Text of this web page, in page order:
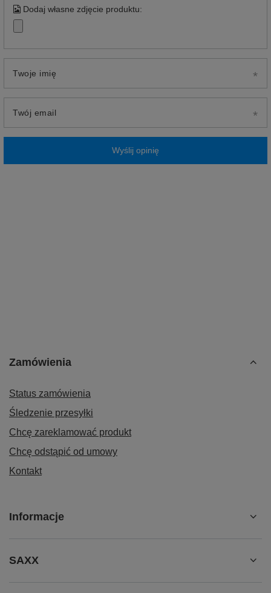
Dodaj własne zdjęcie produktu:
Twoje imię
Twój email
Wyślij opinię
Zamówienia
Status zamówienia
Śledzenie przesyłki
Chcę zareklamować produkt
Chcę odstąpić od umowy
Kontakt
Informacje
SAXX